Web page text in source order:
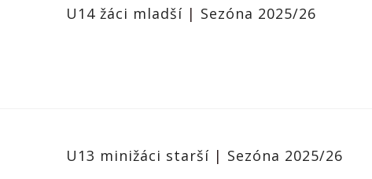
U14 žáci mladší | Sezóna 2025/26
U13 minižáci starší | Sezóna 2025/26